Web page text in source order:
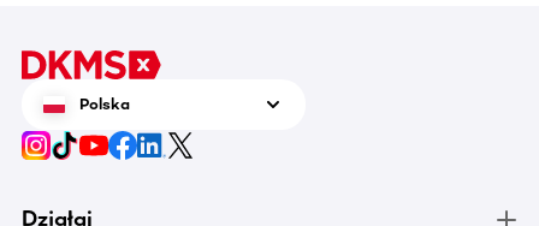
Polska
Działaj